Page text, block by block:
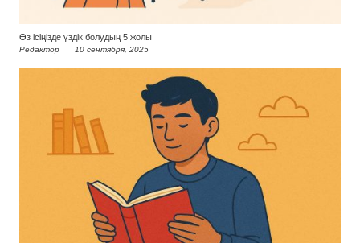
Өз ісіңізде үздік болудың 5 жолы
Редактор 10 сентября, 2025